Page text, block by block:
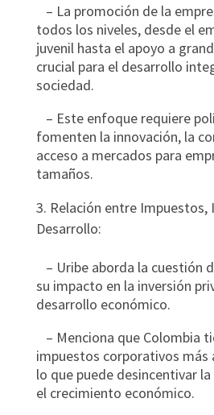
– La promoción de la
todos los niveles, desde el
juvenil hasta el apoyo a
crucial para el desarrollo
sociedad.
– Este enfoque requiere
fomenten la innovación, la
acceso a mercados para
tamaños.
Relación entre Impuestos,
Desarrollo:
– Uribe aborda la cuestión
su impacto en la inversión
desarrollo económico.
– Menciona que Colombia
impuestos corporativos más
lo que puede desincentivar
el crecimiento económico.